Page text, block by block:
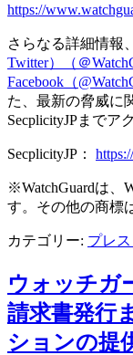
https://
さらなる詳細情報
Twitter）（＠
Facebook（
た、最新の脅威に
SecplicityJPまでア
SecplicityJP：
※WatchGuardは、
す。その他の商標
カテゴリー: プレ
ウォッチガ
請求書発行
ションの提